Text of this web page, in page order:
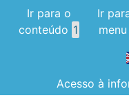
Ir para o
conteúdo 1
Ir
menu
Acesso à